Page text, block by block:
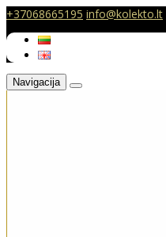
+37068665195 info@kolekto.lt
Navigacija